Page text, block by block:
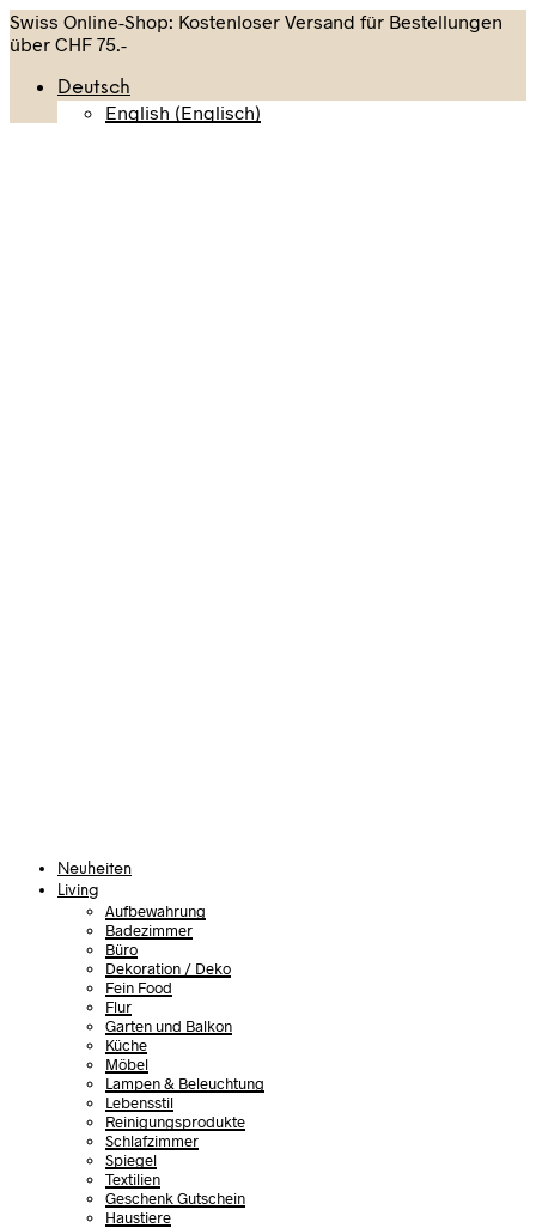
Swiss Online-Shop: Kostenloser Versand für Bestellungen
über CHF 75.-
Deutsch
English (Englisch)
Neuheiten
Living
Aufbewahrung
Badezimmer
Büro
Dekoration / Deko
Fein Food
Flur
Garten und Balkon
Küche
Möbel
Lampen & Beleuchtung
Lebensstil
Reinigungsprodukte
Schlafzimmer
Spiegel
Textilien
Geschenk Gutschein
Haustiere